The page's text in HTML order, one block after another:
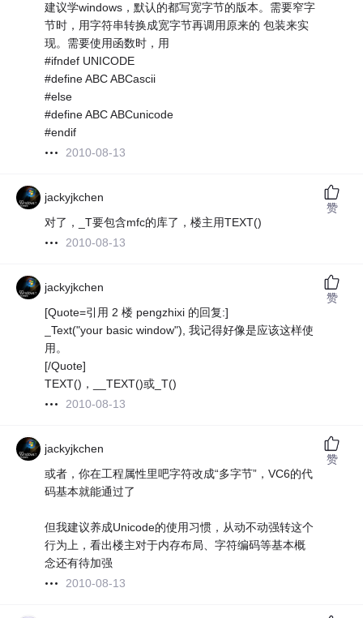
建议学windows，默认的都写宽字节的版本。需要窄字
节时，用字符串转换成宽字节再调用原来的 包装来实
现。需要使用函数时，用
#ifndef UNICODE
#define ABC ABCascii
#else
#define ABC ABCunicode
#endif
2010-08-13
jackyjkchen
对了，_T要包含mfc的库了，楼主用TEXT()
2010-08-13
赞
jackyjkchen
[Quote=引用 2 楼 pengzhixi 的回复:]
_Text("your basic window"), 我记得好像是应该这样使
用。
[/Quote]
TEXT()，__TEXT()或_T()
2010-08-13
赞
jackyjkchen
或者，你在工程属性里吧字符改成“多字节”，VC6的代
码基本就能通过了
但我建议养成Unicode的使用习惯，从动不动强转这个
行为上，看出楼主对于内存布局、字符编码等基本概
念还有待加强
2010-08-13
赞